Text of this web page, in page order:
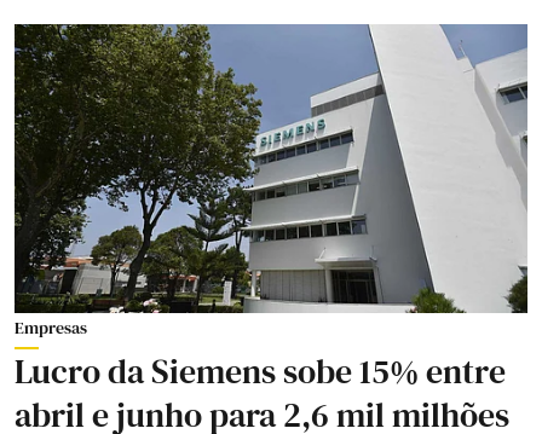
Empresas
Lucro da Siemens sobe 15% entre
abril e junho para 2,6 mil milhões